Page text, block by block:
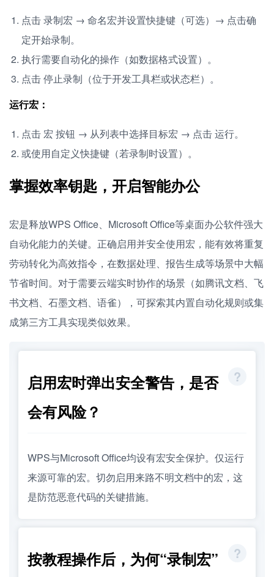
点击 录制宏 → 命名宏并设置快捷键（可选）→ 点击确
定开始录制。
执行需要自动化的操作（如数据格式设置）。
点击 停止录制（位于开发工具栏或状态栏）。
运行宏：
点击 宏 按钮 → 从列表中选择目标宏 → 点击 运行。
或使用自定义快捷键（若录制时设置）。
掌握效率钥匙，开启智能办公
宏是释放WPS Office、Microsoft Office等桌面办公软件强大
自动化能力的关键。正确启用并安全使用宏，能有效将重复
劳动转化为高效指令，在数据处理、报告生成等场景中大幅
节省时间。对于需要云端实时协作的场景（如腾讯文档、飞
书文档、石墨文档、语雀），可探索其内置自动化规则或集
成第三方工具实现类似效果。
启用宏时弹出安全警告，是否
会有风险？
WPS与Microsoft Office均设有宏安全保护。仅运行
来源可靠的宏。切勿启用来路不明文档中的宏，这
是防范恶意代码的关键措施。
按教程操作后，为何“录制宏”